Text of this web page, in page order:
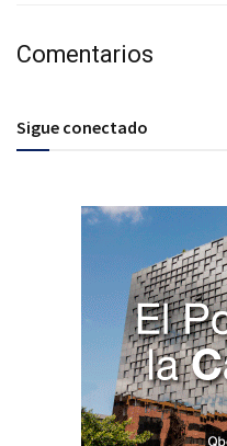
Comentarios
Sigue conectado